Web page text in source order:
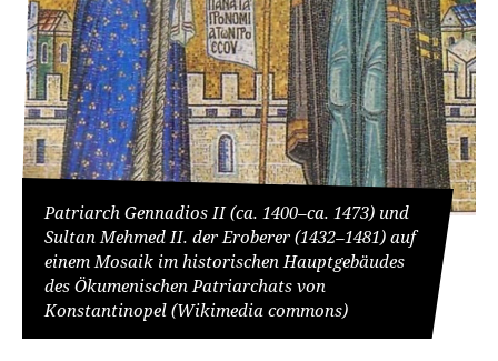
Patriarch Gennadios II (ca. 1400–ca. 1473) und
Sultan Mehmed II. der Eroberer (1432–1481) auf
einem Mosaik im historischen Hauptgebäudes
des Ökumenischen Patriarchats von
Konstantinopel (Wikimedia commons)